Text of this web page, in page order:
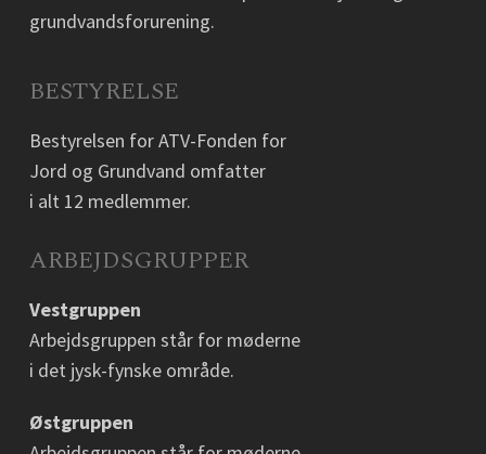
grundvandsforurening.
BESTYRELSE
Bestyrelsen for ATV-Fonden for
Jord og Grundvand omfatter
i alt 12 medlemmer.
ARBEJDSGRUPPER
Vestgruppen
Arbejdsgruppen står for møderne
i det jysk-fynske område.
Østgruppen